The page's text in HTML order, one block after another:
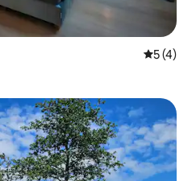
5 (4)